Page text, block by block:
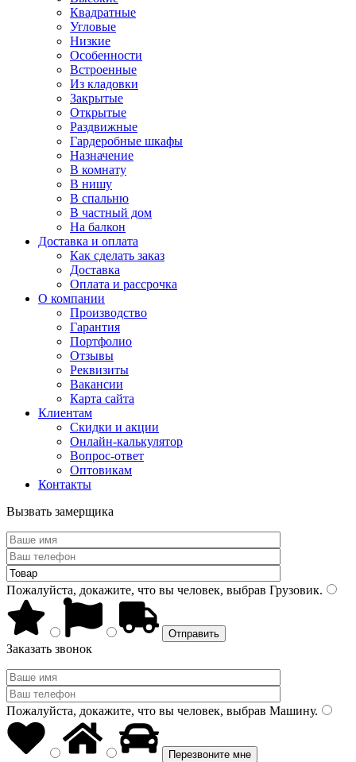
Квадратные
Угловые
Низкие
Особенности
Встроенные
Из кладовки
Закрытые
Открытые
Раздвижные
Гардеробные шкафы
Назначение
В комнату
В нишу
В спальню
В частный дом
На балкон
Доставка и оплата
Как сделать заказ
Доставка
Оплата и рассрочка
О компании
Производство
Гарантия
Портфолио
Отзывы
Реквизиты
Вакансии
Карта сайта
Клиентам
Скидки и акции
Онлайн-калькулятор
Вопрос-ответ
Оптовикам
Контакты
Вызвать замерщика
Пожалуйста, докажите, что вы человек, выбрав Грузовик.
Заказать звонок
Пожалуйста, докажите, что вы человек, выбрав Машину.